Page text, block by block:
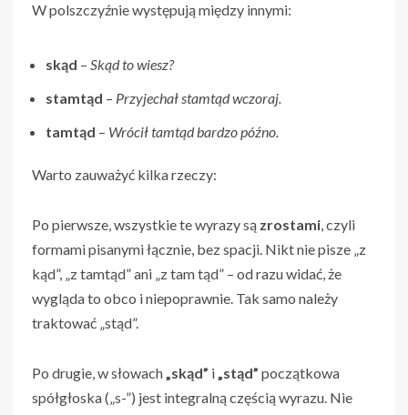
W polszczyźnie występują między innymi:
skąd – Skąd to wiesz?
stamtąd – Przyjechał stamtąd wczoraj.
tamtąd – Wrócił tamtąd bardzo późno.
Warto zauważyć kilka rzeczy:
Po pierwsze, wszystkie te wyrazy są zrostami, czyli
formami pisanymi łącznie, bez spacji. Nikt nie pisze „z
kąd”, „z tamtąd” ani „z tam tąd” – od razu widać, że
wygląda to obco i niepoprawnie. Tak samo należy
traktować „stąd”.
Po drugie, w słowach„skąd” i„stąd” początkowa
spółgłoska („s-”) jest integralną częścią wyrazu. Nie